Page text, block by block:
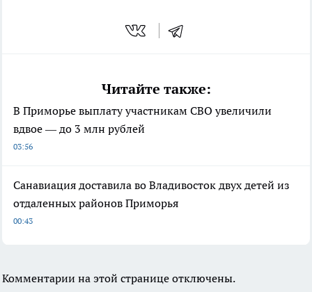
Читайте также:
В Приморье выплату участникам СВО увеличили
вдвое — до 3 млн рублей
03:56
Санавиация доставила во Владивосток двух детей из
отдаленных районов Приморья
00:43
Комментарии на этой странице отключены.